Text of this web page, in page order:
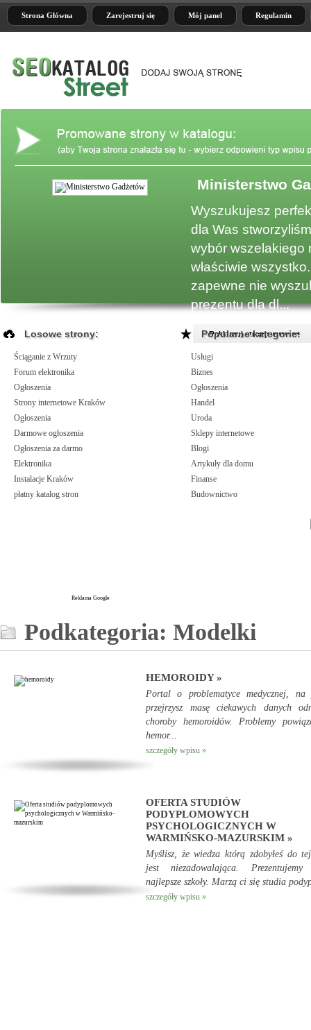
Strona Główna Zarejestruj się Mój panel Regulamin
Ministerstwo
Wyszukujesz
dla Was
wybór wszelakiego
właściwie
zapewne nie
prezentu dla dl...
Reklamuj strony www >>
Losowe strony:
Ściąganie z Wrzuty
Forum elektronika
Ogłoszenia
Strony internetowe Kraków
Ogłoszenia
Darmowe ogłoszenia
Ogłoszenia za darmo
Elektronika
Instalacje Kraków
płatny katalog stron
Popularne kategorie:
Usługi
Biznes
Ogłoszenia
Handel
Uroda
Sklepy internetowe
Blogi
Artykuły dla domu
Finanse
Budownictwo
Reklama Google
Podkategoria: Modelki
HEMOROIDY »
Portal o problematyce medycznej, na
przejrzysz masę ciekawych danych
choroby hemoroidów. Problemy
hemor...
szczegóły wpisu »
OFERTA STUDIÓW
PODYPLOMOWYCH
PSYCHOLOGICZNYCH W
WARMIŃSKO-MAZURSKIM »
Myślisz, że wiedza którą zdobyłeś do
jest niezadowalająca.
najlepsze szkoły. Marzą ci się studia
szczegóły wpisu »